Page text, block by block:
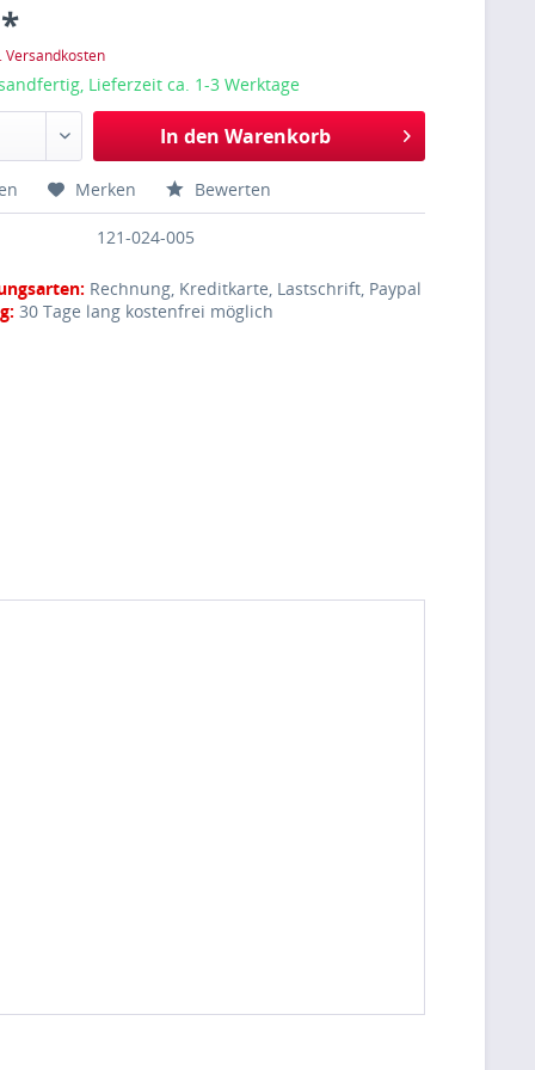
Versandkosten
Lieferzeit ca. 1-3 Werktage
In den Warenkorb
Merken Bewerten
121-024-005
Rechnung, Kreditkarte, Lastschrift, Paypal
30 Tage lang kostenfrei möglich